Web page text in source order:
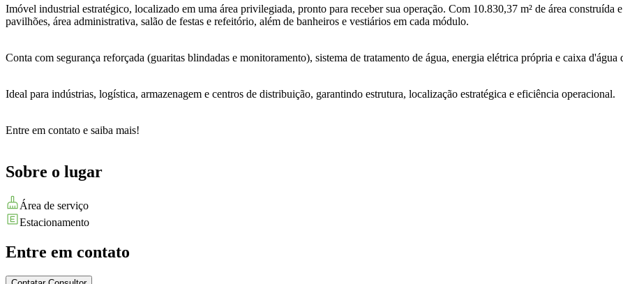
Imóvel industrial estratégico, localizado em uma área privilegiada, pronto para receber sua operação. Com 10.830,37 m² de área construída
pavilhões, área administrativa, salão de festas e refeitório, além de banheiros e vestiários em cada módulo.
Conta com segurança reforçada (guaritas blindadas e monitoramento), sistema de tratamento de água, energia elétrica própria e caixa d'água
Ideal para indústrias, logística, armazenagem e centros de distribuição, garantindo estrutura, localização estratégica e eficiência operacional.
Entre em contato e saiba mais!
Sobre o lugar
Área de serviço
Estacionamento
Entre em contato